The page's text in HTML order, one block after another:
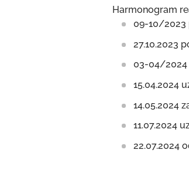
Harmonogram
09-10/2023
27.10.2023
03-04/2024
15.04.2024
14.05.2024
11.07.2024
22.07.2024